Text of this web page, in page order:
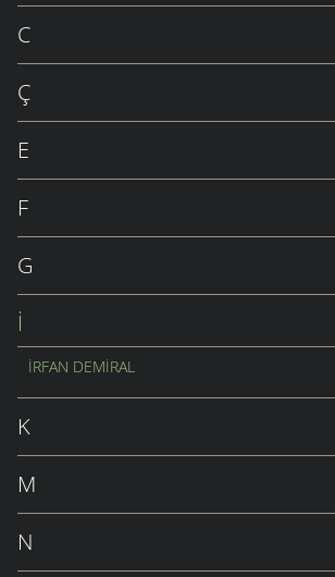
C
Ç
E
F
G
İ
İRFAN DEMIRAL
K
M
N